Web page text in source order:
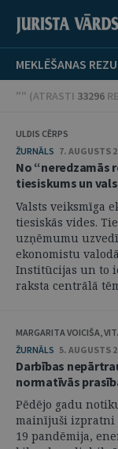
MEKLĒŠANAS
"" (ATRASTI 33296
ULDIS CĒRPS
ŽURNĀLS 7. AUGUSTS
No “neredzamās
tiesiskums un
Valsts veiksmīga
tiesiskās vides.
uzņēmumu
ekonomistu
Institūcijas un to
raksta centrālā
MARGARITA VOICIŠA,
ŽURNĀLS 5. AUGUSTS
Darbības
normatīvās
Pēdējo gadu
mainījuši izpratni
19 pandēmija,